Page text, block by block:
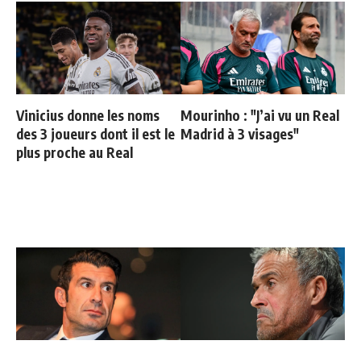
Vinicius donne les noms
des 3 joueurs dont il est le
plus proche au Real
Mourinho : "J’ai vu un Real
Madrid à 3 visages"